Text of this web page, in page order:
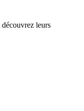
découvrez leurs